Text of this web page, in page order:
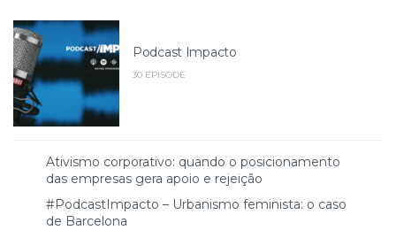
Podcast Impacto
30 EPISODE
Ativismo corporativo: quando o posicionamento
das empresas gera apoio e rejeição
#PodcastImpacto – Urbanismo feminista: o caso
de Barcelona